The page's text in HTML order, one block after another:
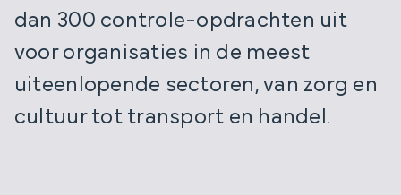
dan 300 controle-opdrachten uit
voor organisaties in de meest
uiteenlopende sectoren, van zorg en
cultuur tot transport en handel.